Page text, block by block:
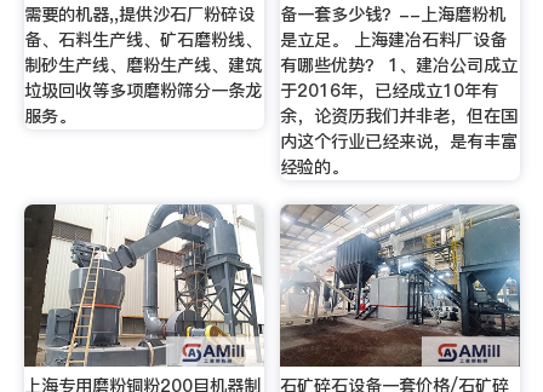
需要的机器,,提供沙石厂粉碎设
备、石料生产线、矿石磨粉线、
制砂生产线、磨粉生产线、建筑
垃圾回收等多项磨粉筛分一条龙
服务。
备一套多少钱？--上海磨粉机
是立足。 上海建冶石料厂设备
有哪些优势？ 1、建冶公司成立
于2016年，已经成立10年有
余，论资历我们并非老，但在国
内这个行业已经来说，是有丰富
经验的。
上海专用磨粉铜粉200目机器制
石矿碎石设备一套价格/石矿碎